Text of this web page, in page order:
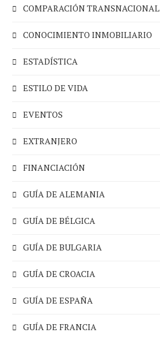
COMPARACIÓN TRANSNACIONAL
CONOCIMIENTO INMOBILIARIO
ESTADÍSTICA
ESTILO DE VIDA
EVENTOS
EXTRANJERO
FINANCIACIÓN
GUÍA DE ALEMANIA
GUÍA DE BÉLGICA
GUÍA DE BULGARIA
GUÍA DE CROACIA
GUÍA DE ESPAÑA
GUÍA DE FRANCIA